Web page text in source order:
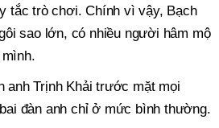
tắc trò chơi. Chính vì vậy, Bạch
sao lớn, có nhiều người hâm mộ
anh Trịnh Khải trước mặt mọi
đàn anh chỉ ở mức bình thường.